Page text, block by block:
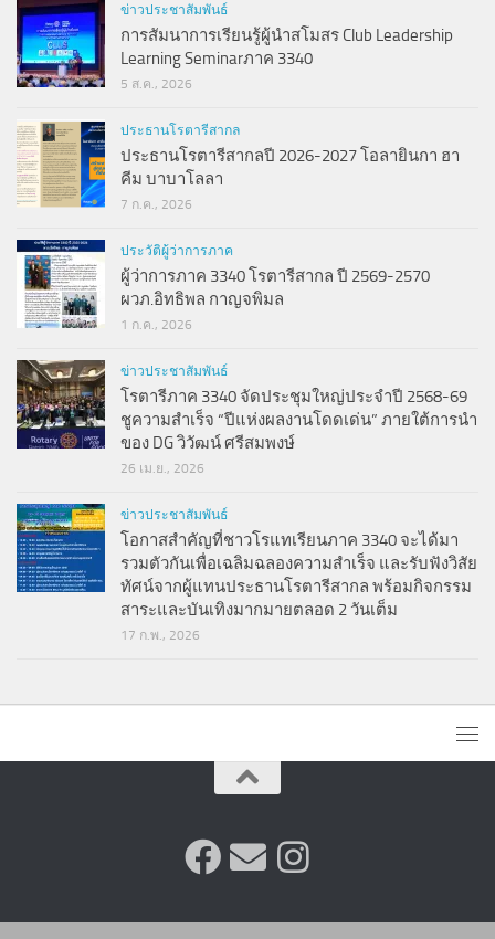
ข่าวประชาสัมพันธ์
การสัมนาการเรียนรู้ผู้นำสโมสร Club Leadership
Learning Seminarภาค 3340
5 ส.ค., 2026
ประธานโรตารีสากล
ประธานโรตารีสากลปี 2026-2027 โอลายินกา ฮา
คีม บาบาโลลา
7 ก.ค., 2026
ประวัติผู้ว่าการภาค
ผู้ว่าการภาค 3340 โรตารีสากล ปี 2569-2570
ผวภ.อิทธิพล กาญจพิมล
1 ก.ค., 2026
ข่าวประชาสัมพันธ์
โรตารีภาค 3340 จัดประชุมใหญ่ประจำปี 2568-69
ชูความสำเร็จ “ปีแห่งผลงานโดดเด่น” ภายใต้การนำ
ของ DG วิวัฒน์ ศรีสมพงษ์
26 เม.ย., 2026
ข่าวประชาสัมพันธ์
โอกาสสำคัญที่ชาวโรแทเรียนภาค 3340 จะได้มา
รวมตัวกันเพื่อเฉลิมฉลองความสำเร็จ และรับฟังวิสัย
ทัศน์จากผู้แทนประธานโรตารีสากล พร้อมกิจกรรม
สาระและบันเทิงมากมายตลอด 2 วันเต็ม
17 ก.พ., 2026